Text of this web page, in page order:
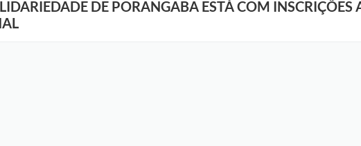
DE PORANGABA ESTÁ COM INSCRIÇÕES